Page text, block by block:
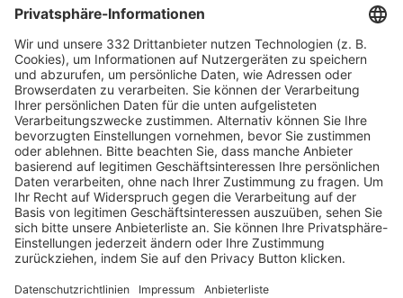
HÄUFIG BESUCHTE SEITEN
Pässe und Vereinswechsel
Trainerausbildung
Schulungsangebot Vereinsmitarbeiter
BFV-Geschäftsstellen
Trainerbörse
Login SpielPlus
FOLGE DEM BFV